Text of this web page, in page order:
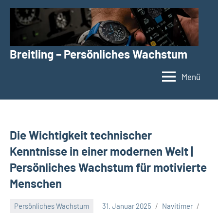
Zum
Inhalt
Breitling – Persönliches Wachstum
Menü
Die Wichtigkeit technischer
Kenntnisse in einer modernen Welt |
Persönliches Wachstum für motivierte
Menschen
Persönliches Wachstum 31. Januar 2025 Navitimer